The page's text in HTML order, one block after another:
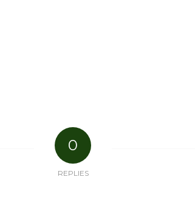
0
REPLIES